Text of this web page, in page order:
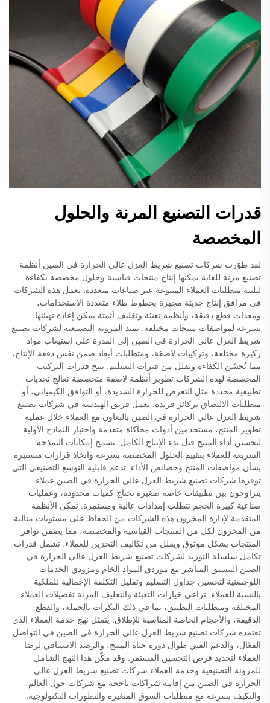
قدرات التصنيع المرنة والحلول
المخصصة
لقد طوّرت شركات تصنيع شريط العزل عالي الحرارة في الصين أنظمة
تصنيع مرنة للغاية يمكنها إنتاج منتجات قياسية وحلول مخصصة بكفاءة
لتلبية متطلبات العملاء المتنوعة عبر صناعات متعددة. تعمل هذه الشركات
في مرافق إنتاج حديثة مجهزة بخطوط طلاء متعددة الاستخدامات،
ومعدات قطع دقيقة، وأنظمة تعبئة وتغليف أتمتة يمكن إعادة تهيئتها
بسرعة لمواصفات منتجات مختلفة. تمتد المرونة التصنيعية لشركات تصنيع
شريط العزل عالي الحرارة في الصين إلى القدرة على استيعاب مواد
ركيزة مختلفة، وتركيبات لاصقة، ومتطلبات أبعاد ضمن نفس دفعة الإنتاج،
مما يُحسّن الكفاءة ويقلل من فترات التسليم. تتيح قدرات التركيب
المخصصة لهذه الشركات تطوير أنظمة لاصقة متخصصة تعالج تحديات
تطبيقية محددة مثل التعرض للحرارة الشديدة، أو التوافق الكيميائي، أو
متطلبات الالتصاق بركائز فريدة. يعمل فريق الهندسة في شركات تصنيع
شريط العزل عالي الحرارة في الصين بالتعاون مع العملاء خلال عملية
تطوير المنتج، مستخدمين أدوات محاكاة متقدمة واختبار النماذج الأولية
لتحسين أداء المنتج قبل بدء الإنتاج الكامل. تسمح إمكانات النمذجة
السريعة للعملاء بتقييم الحلول المخصصة بسرعة واتخاذ قرارات مستنيرة
بشأن مواصفات المنتج وخصائص الأداء. تدعم قابلية التوسع التصنيعي التي
توفرها شركات تصنيع شريط العزل عالي الحرارة في الصين عملاء
يتراوحون بين تطبيقات خاصة صغيرة تحتاج كميات محدودة، وعمليات
صناعية كبيرة الحجم تتطلب إمدادات عالية ومستمرة. تمكن الأنظمة
المتقدمة لإدارة المخزون هذه الشركات من الحفاظ على مستويات مثالية
من المخزون لكل من المنتجات القياسية والمخصصة، مما يضمن توافر
المنتجات بشكل موثوق ويقلل من تكاليف التخزين للعملاء. تشمل قدرات
تكامل سلسلة التوريد لشركات تصنيع شريط العزل عالي الحرارة في
الصين التنسيق المباشر مع موردي المواد الخام ومزودي الخدمات
اللوجستية لتحسين جداول التسليم وتقليل التكلفة الإجمالية للملكية
بالنسبة للعملاء. تراعي خيارات التعبئة والتغليف المرنة تفضيلات العملاء
المختلفة ومتطلبات التطبيق، بما في ذلك البكرات بالجملة، والقطع
الدقيقة، والأحجام الخاصة المناسبة للإطلاق. يتمثل نهج خدمة العملاء الذي
تعتمده شركات تصنيع شريط العزل عالي الحرارة في الصين في التواصل
الفعّال، والدعم الفني طوال دورة حياة المنتج، والرصد الاستباقي لرضا
العملاء لتحديد فرص التحسين المستمر. وقد مكّن هذا النهج الشامل
للمرونة التصنيعية وخدمة العملاء شركات تصنيع شريط العزل عالي
الحرارة في الصين من إقامة شراكات ناجحة مع شركات حول العالم،
والتكيف بسرعة مع متطلبات السوق المتغيرة والتطورات التكنولوجية.